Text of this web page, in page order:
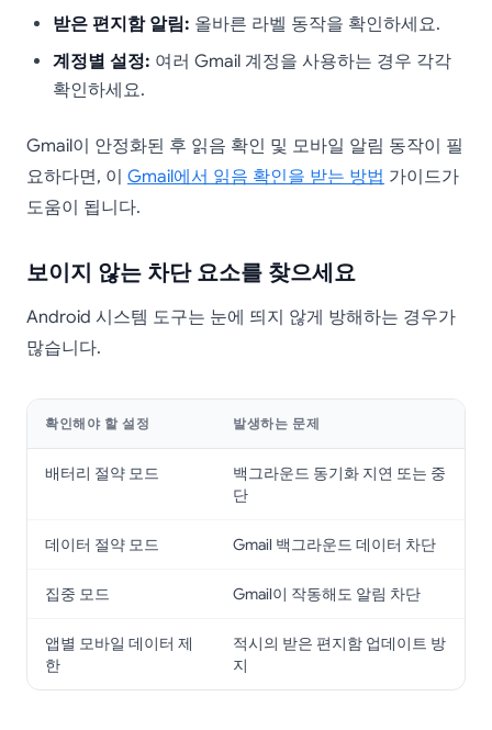
받은 편지함 알림: 올바른 라벨 동작을 확인하세요.
계정별 설정: 여러 Gmail 계정을 사용하는 경우 각각
확인하세요.
Gmail이 안정화된 후 읽음 확인 및 모바일 알림 동작이 필
요하다면, 이 Gmail에서 읽음 확인을 받는 방법 가이드가
도움이 됩니다.
보이지 않는 차단 요소를 찾으세요
Android 시스템 도구는 눈에 띄지 않게 방해하는 경우가
많습니다.
확인해야 할 설정 발생하는 문제
배터리 절약 모드
백그라운드 동기화 지연 또는 중
단
데이터 절약 모드 Gmail 백그라운드 데이터 차단
집중 모드 Gmail이 작동해도 알림 차단
앱별 모바일 데이터 제
한
적시의 받은 편지함 업데이트 방
지